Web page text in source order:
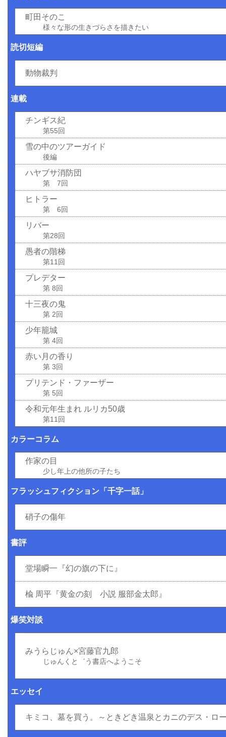
町田そのこ
様々な形の生きづらさを描きたい
読切短編
動物裁判
連載
チンギス紀
第55回
雪の中のツアーガイド
後編
ハヤブサ消防団
第 7回
ヒトラー
第 6回
リバー
第28回
愚者の階梯
第11回
プレデター
第 8回
十三夜の鬼
第 2回
少年籠城
第 4回
赤い月の香り
第 3回
プリテンド・ファーザー
第 5回
令和元年生まれ ルリカ50歳
第11回
カラーコラム
作家の目
少し年上の他所の子たち
フラッシュフィクション「千字一話」
硝子の傷年
書評
堂場瞬一『幻の旗の下に』
楡 周平『黄金の刻 小説 服部金太郎』
爆笑対談
みうらじゅん×宮藤官九郎
じゅんくと゛う書店へようこそ
エッセイ
キミコ、墓を買う。～ときどき温泉とカニのデス・ロ